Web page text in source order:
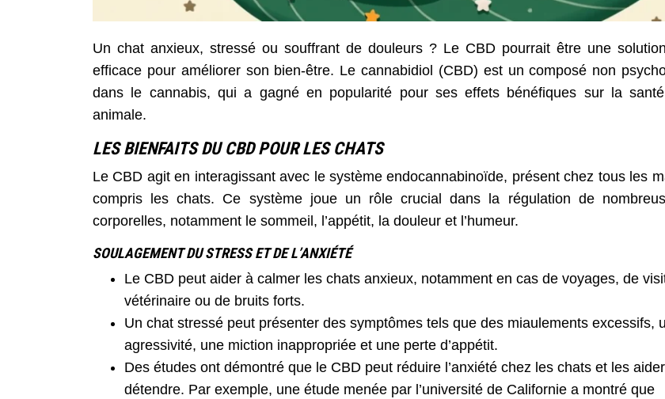
Un chat anxieux, stressé ou souffrant de douleurs ? Le CBD pourrait être une
efficace pour améliorer son bien-être. Le cannabidiol (CBD) est un composé non
dans le cannabis, qui a gagné en popularité pour ses effets bénéfiques sur la
animale.
LES BIENFAITS DU CBD POUR LES CHATS
Le CBD agit en interagissant avec le système endocannabinoïde, présent chez tous les
compris les chats. Ce système joue un rôle crucial dans la régulation de
corporelles, notamment le sommeil, l’appétit, la douleur et l’humeur.
SOULAGEMENT DU STRESS ET DE L’ANXIÉTÉ
Le CBD peut aider à calmer les chats anxieux, notamment en cas de voyages, de
vétérinaire ou de bruits forts.
Un chat stressé peut présenter des symptômes tels que des miaulements excessifs,
agressivité, une miction inappropriée et une perte d’appétit.
Des études ont démontré que le CBD peut réduire l’anxiété chez les chats et les
détendre. Par exemple, une étude menée par l’université de Californie a montré que